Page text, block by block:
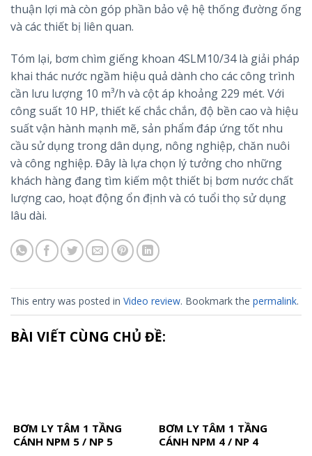
thuận lợi mà còn góp phần bảo vệ hệ thống đường ống
và các thiết bị liên quan.
Tóm lại, bơm chìm giếng khoan 4SLM10/34 là giải pháp
khai thác nước ngầm hiệu quả dành cho các công trình
cần lưu lượng 10 m³/h và cột áp khoảng 229 mét. Với
công suất 10 HP, thiết kế chắc chắn, độ bền cao và hiệu
suất vận hành mạnh mẽ, sản phẩm đáp ứng tốt nhu
cầu sử dụng trong dân dụng, nông nghiệp, chăn nuôi
và công nghiệp. Đây là lựa chọn lý tưởng cho những
khách hàng đang tìm kiếm một thiết bị bơm nước chất
lượng cao, hoạt động ổn định và có tuổi thọ sử dụng
lâu dài.
This entry was posted in Video review. Bookmark the permalink.
BÀI VIẾT CÙNG CHỦ ĐỀ:
BƠM LY TÂM 1 TẦNG
CÁNH NPM 5 / NP 5
BƠM LY TÂM 1 TẦNG
CÁNH NPM 4 / NP 4